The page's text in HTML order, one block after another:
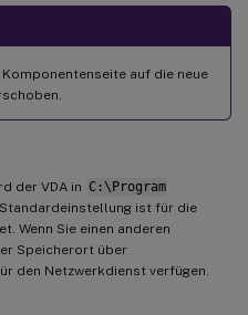
Komponentenseite auf die neue
der VDA in C:\Program
ist für die
Wenn Sie einen anderen
Speicherort über
den Netzwerkdienst verfügen.